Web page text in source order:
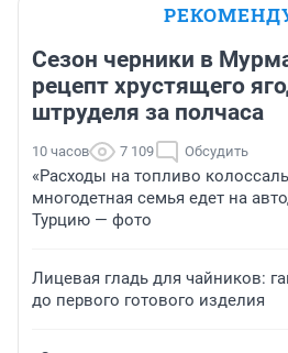
Сезон черники в
рецепт хрустящего
штруделя за полчаса
10 часов 7 109 Обсудить
«Расходы на топливо
многодетная семья едет на
Турцию — фото
Лицевая гладь для чайников:
до первого готового изделия